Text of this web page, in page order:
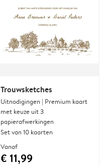
Trouwsketches
Uitnodigingen | Premium kaart
met keuze uit 3
papierafwerkingen
Set van 10 kaarten
Vanaf
€ 11,99